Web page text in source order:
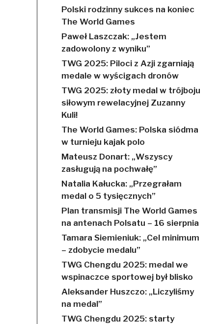
Polski rodzinny sukces na koniec
The World Games
Paweł Laszczak: „Jestem
zadowolony z wyniku”
TWG 2025: Piloci z Azji zgarniają
medale w wyścigach dronów
TWG 2025: złoty medal w trójboju
siłowym rewelacyjnej Zuzanny
Kuli!
The World Games: Polska siódma
w turnieju kajak polo
Mateusz Donart: „Wszyscy
zasługują na pochwałę”
Natalia Kałucka: „Przegrałam
medal o 5 tysięcznych”
Plan transmisji The World Games
na antenach Polsatu – 16 sierpnia
Tamara Siemieniuk: „Cel minimum
– zdobycie medalu”
TWG Chengdu 2025: medal we
wspinaczce sportowej był blisko
Aleksander Huszczo: „Liczyliśmy
na medal”
TWG Chengdu 2025: starty